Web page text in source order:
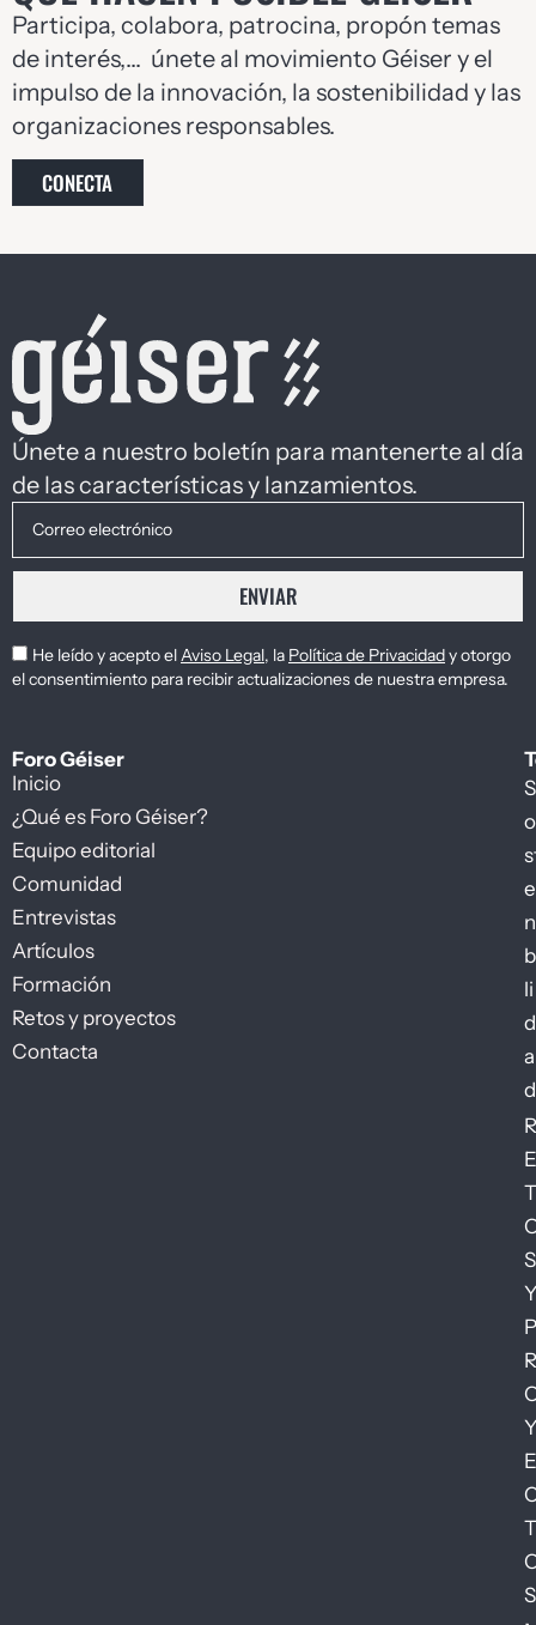
Participa, colabora, patrocina, propón temas
de interés,… únete al movimiento Géiser y el
impulso de la innovación, la sostenibilidad y las
organizaciones responsables.
CONECTA
Únete a nuestro boletín para mantenerte al día
de las características y lanzamientos.
He leído y acepto elAviso Legal, la Política de Privacidady otorgo
el consentimiento para recibir actualizaciones de nuestra empresa.
ENVIAR
Foro Géiser
Inicio
¿Qué es Foro Géiser?
Equipo editorial
Comunidad
Entrevistas
Artículos
Formación
Retos y proyectos
Contacta
S
o
e
li
d
a
d
R
E
T
S
Y
P
R
Y
E
T
S